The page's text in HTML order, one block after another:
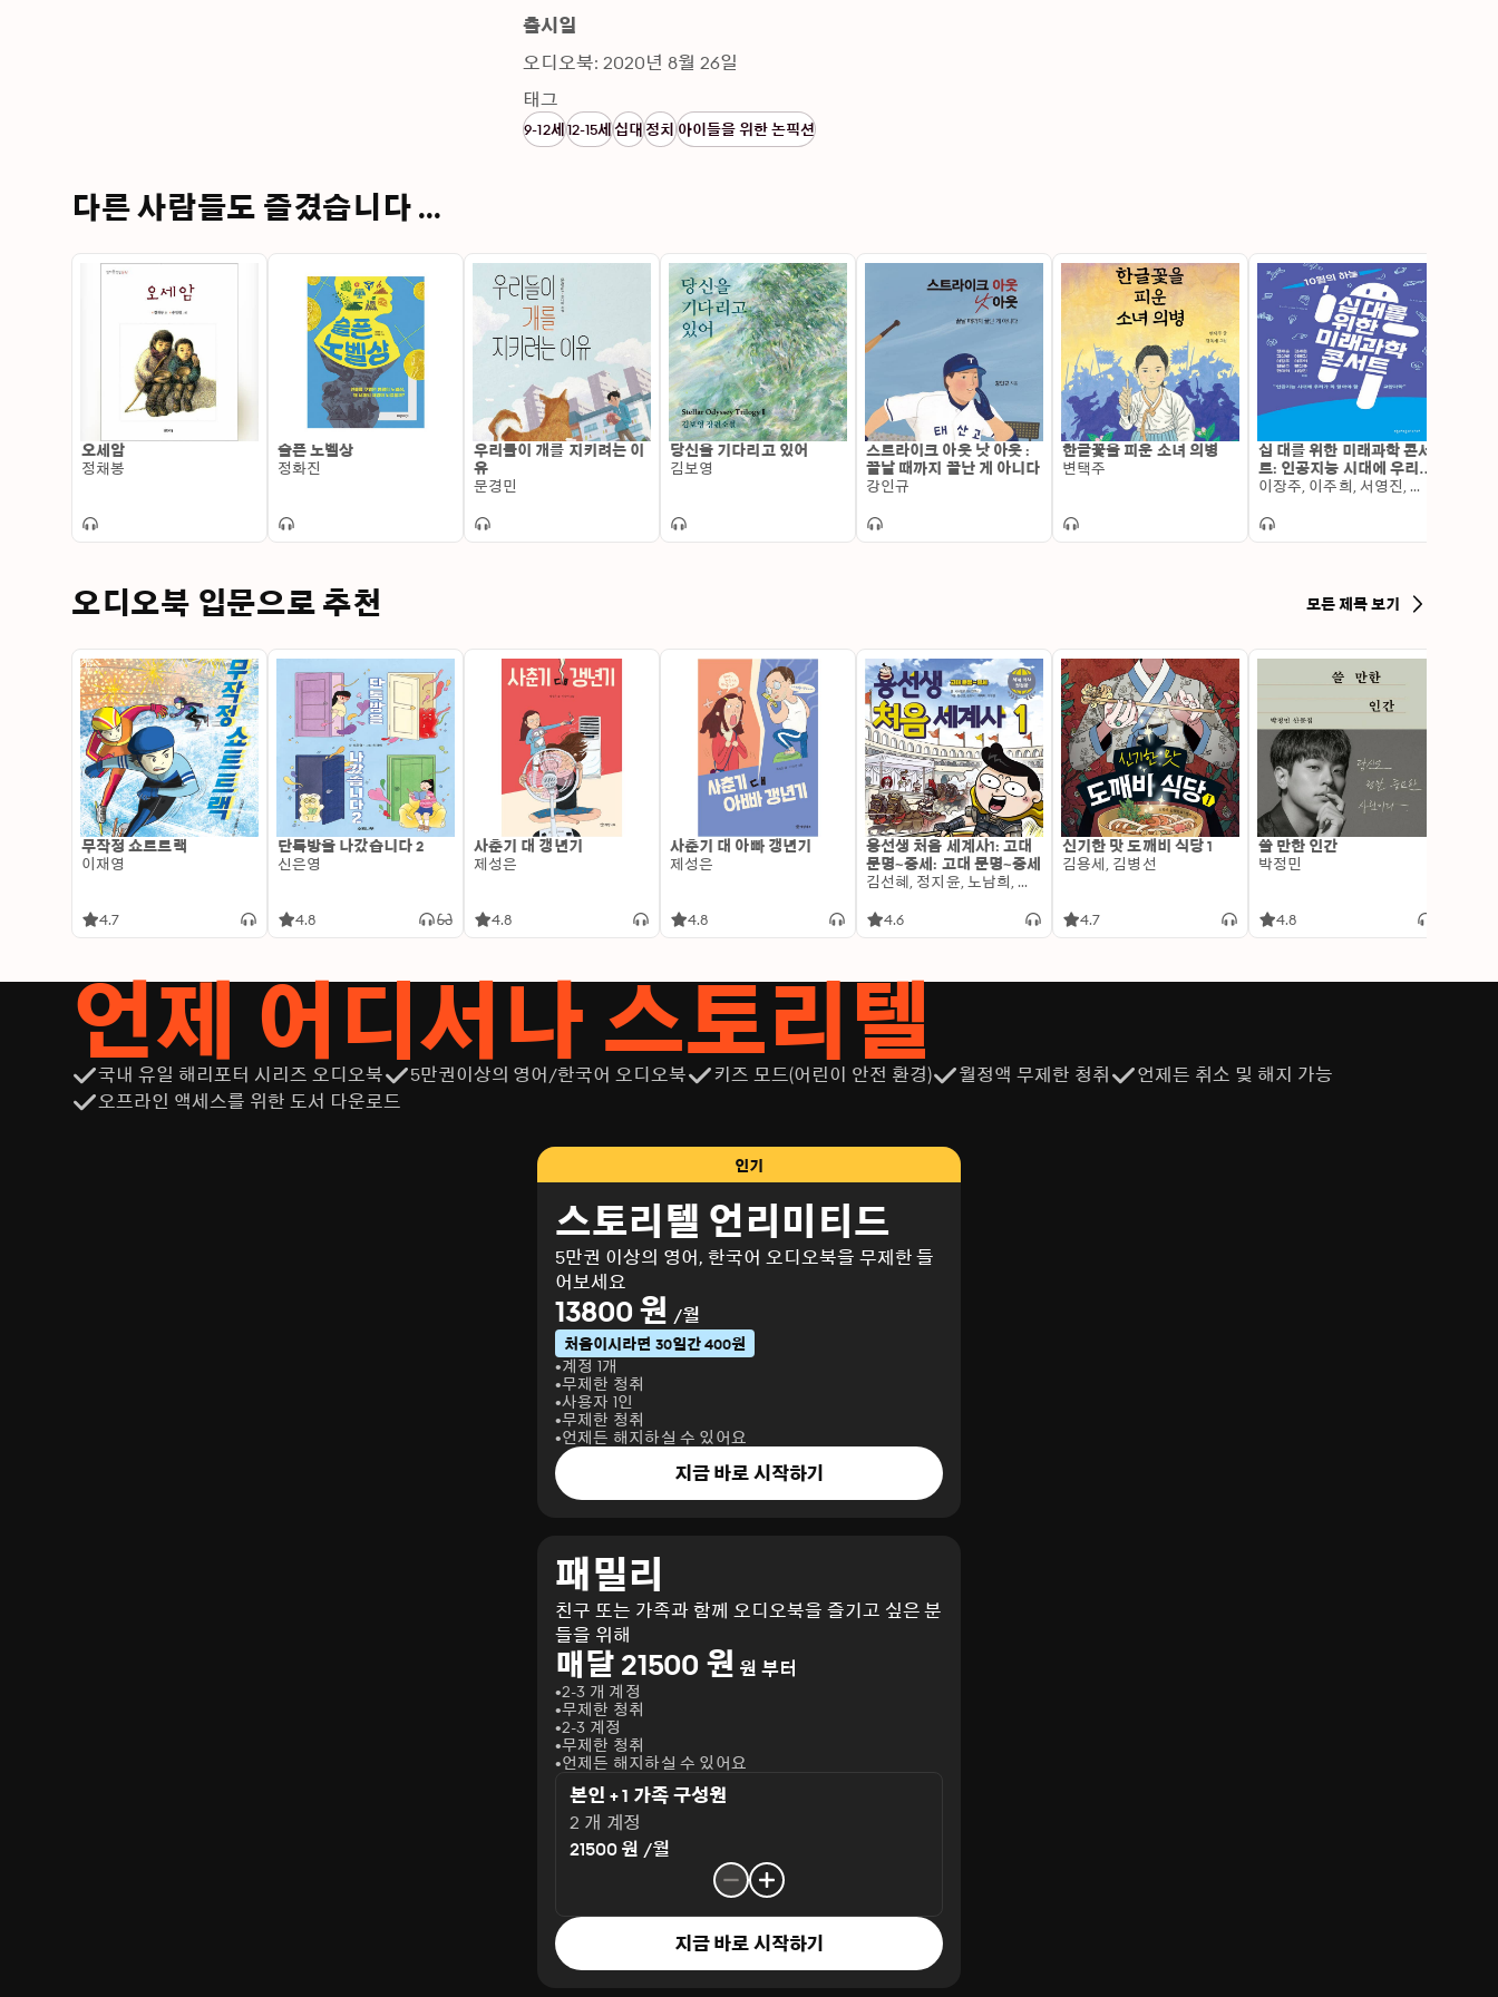
출시일
오디오북: 2020년 8월 26일
태그
9-12세12-15세십대정치아이들을 위한 논픽션
다른 사람들도 즐겼습니다 ...
오세암
정채봉
슬픈 노벨상
정화진
우리들이 개를 지키려는 이
유
문경민
당신을 기다리고 있어
김보영
스트라이크 아웃 낫 아웃 :
끝날 때까지 끝난 게 아니다
강인규
한글꽃을 피운 소녀 의병
변택주
십 대를 위한 미래과학 콘서
트: 인공지능 시대에 우리가
꼭 알아야 할 교양과학 이장주, 이주희, 서영진, 이용길, 홍진규, 김세훈, 권용주, 정재승, 김성완, 한대희
오디오북 입문으로 추천 모든 제목 보기
무작정 쇼트트랙
이재영
4.7
단톡방을 나갔습니다 2
신은영
4.8
사춘기 대 갱년기
제성은
4.8
사춘기 대 아빠 갱년기
제성은
4.8
용선생 처음 세계사1: 고대
문명~중세: 고대 문명~중세
김선혜, 정지윤, 노남희, 뭉선생, 윤효식, 이우일, 김선빈, 사회평론 역사연구소
4.6
신기한 맛 도깨비 식당 1
김용세, 김병선
4.7
쓸 만한 인간
박정민
4.8
언제 어디서나 스토리텔
국내 유일 해리포터 시리즈 오디오북 5만권이상의 영어/한국어 오디오북 키즈 모드(어린이 안전 환경) 월정액 무제한 청취
언제든 취소 및 해지 가능
오프라인 액세스를 위한 도서 다운로드
인기
스토리텔 언리미티드
5만권 이상의 영어, 한국어 오디오북을 무제한 들
어보세요
13800 원 /월
처음이시라면 30일간 400원
계정 1개
무제한 청취
사용자 1인
무제한 청취
언제든 해지하실 수 있어요
지금 바로 시작하기
패밀리
친구 또는 가족과 함께 오디오북을 즐기고 싶은 분
들을 위해
매달 21500 원 원 부터
2-3 개 계정
무제한 청취
2-3 계정
무제한 청취
언제든 해지하실 수 있어요
본인 + 1 가족 구성원
2 개 계정
21500 원 /월
지금 바로 시작하기